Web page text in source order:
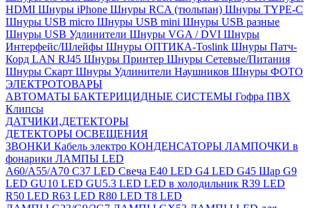
HDMI Шнуры iPhone Шнуры RCA (тюльпан) Шнуры TYPE-C
Шнуры USB micro Шнуры USB mini Шнуры USB разные
Шнуры USB Удлинители Шнуры VGA / DVI Шнуры
Интерфейс/Шлейфы Шнуры ОПТИКА-Toslink Шнуры Патч-
Корд LAN RJ45 Шнуры Принтер Шнуры Сетевые/Питания
Шнуры Скарт Шнуры Удлинители Наушников Шнуры ФОТО
ЭЛЕКТРОТОВАРЫ
АВТОМАТЫ БАКТЕРИЦИДНЫЕ СИСТЕМЫ Гофра ПВХ
Клипсы
ДАТЧИКИ,ДЕТЕКТОРЫ
ДЕТЕКТОРЫ ОСВЕЩЕНИЯ
ЗВОНКИ Кабель электро КОНДЕНСАТОРЫ ЛАМПОЧКИ в
фонарики ЛАМПЫ LED
A60/A55/A70 C37 LED Свеча E40 LED G4 LED G45 Шар G9
LED GU10 LED GU5.3 LED LED в холодильник R39 LED
R50 LED R63 LED R80 LED T8 LED